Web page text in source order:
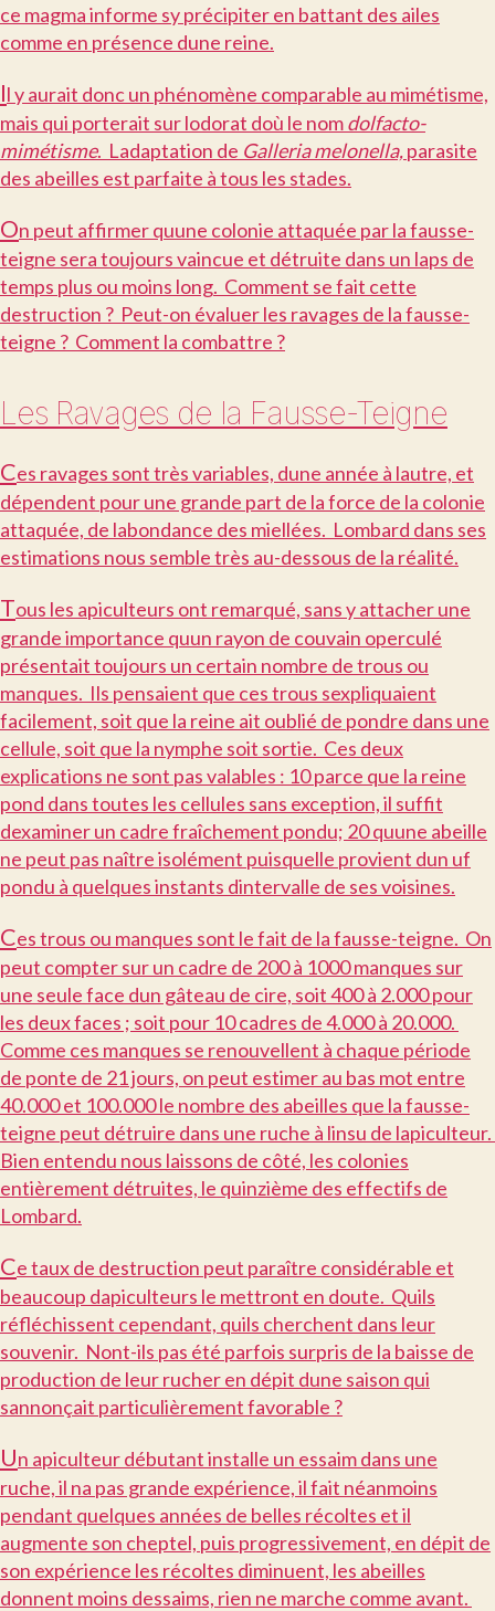
ce magma informe sy précipiter en battant des ailes
comme en présence dune reine.
Il y aurait donc un phénomène comparable au mimétisme,
mais qui porterait sur lodorat doù le nomdolfacto-
mimétisme. Ladaptation de Galleria melonella,parasite
des abeilles est parfaite à tous les stades.
On peut affirmer quune colonie attaquée par la fausse-
teigne sera toujours vaincue et détruite dans un laps de
temps plus ou moins long. Comment se fait cette
destruction ? Peut-on évaluer les ravages de la fausse-
teigne ? Comment la combattre ?
Les Ravages de la Fausse-Teigne
Ces ravages sont très variables, dune année à lautre, et
dépendent pour une grande part de la force de la colonie
attaquée, de labondance des miellées. Lombard dans ses
estimations nous semble très au-dessous de la réalité.
Tous les apiculteurs ont remarqué, sans y attacher une
grande importance quun rayon de couvain operculé
présentait toujours un certain nombre de trous ou
manques. Ils pensaient que ces trous sexpliquaient
facilement, soit que la reine ait oublié de pondre dans une
cellule, soit que la nymphe soit sortie. Ces deux
explications ne sont pas valables : 10 parce que la reine
pond dans toutes les cellules sans exception, il suffit
dexaminer un cadre fraîchement pondu; 20 quune abeille
ne peut pas naître isolément puisquelle provient dun uf
pondu à quelques instants dintervalle de ses voisines.
Ces trous ou manques sont le fait de la fausse-teigne. On
peut compter sur un cadre de 200 à 1000 manques sur
une seule face dun gâteau de cire, soit 400 à 2.000 pour
les deux faces ; soit pour 10 cadres de 4.000 à 20.000.
Comme ces manques se renouvellent à chaque période
de ponte de 21 jours, on peut estimer au bas mot entre
40.000 et 100.000 le nombre des abeilles que la fausse-
teigne peut détruire dans une ruche à linsu de lapiculteur.
Bien entendu nous laissons de côté, les colonies
entièrement détruites, le quinzième des effectifs de
Lombard.
Ce taux de destruction peut paraître considérable et
beaucoup dapiculteurs le mettront en doute. Quils
réfléchissent cependant, quils cherchent dans leur
souvenir. Nont-ils pas été parfois surpris de la baisse de
production de leur rucher en dépit dune saison qui
sannonçait particulièrement favorable ?
Un apiculteur débutant installe un essaim dans une
ruche, il na pas grande expérience, il fait néanmoins
pendant quelques années de belles récoltes et il
augmente son cheptel, puis progressivement, en dépit de
son expérience les récoltes diminuent, les abeilles
donnent moins dessaims, rien ne marche comme avant.